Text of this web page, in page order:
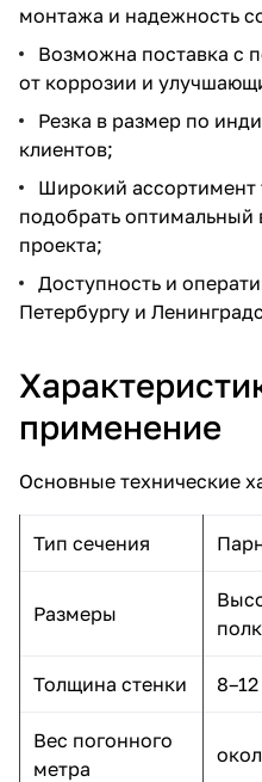
монтажа и надежность
Возможна поставка с
от коррозии и
Резка в размер по
клиентов;
Широкий ассортимент
подобрать оптимальный
проекта;
Доступность и
Петербургу и
применение
Основные технические
Тип сечения
Размеры
Толщина стенки
Вес погонного
метра